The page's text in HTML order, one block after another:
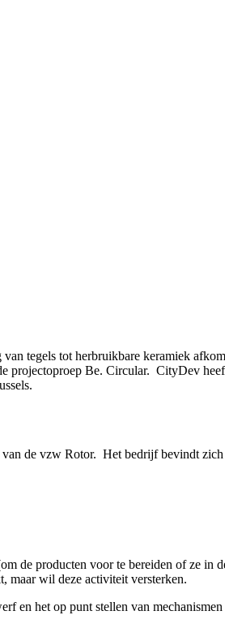
tegels tot herbruikbare keramiek
projectoproep Be. Circular. CityDev
de vzw Rotor. Het bedrijf bevindt
de producten voor te bereiden of ze in
maar wil deze activiteit versterken.
en het op punt stellen van